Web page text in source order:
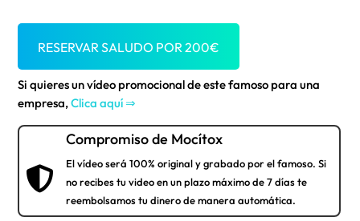
RESERVAR SALUDO POR200€
Si quieres un vídeo promocional de este famoso para una
empresa,Clica aquí ⇒

Compromiso de Mocítox
El vídeo será 100% original y grabado por el famoso. Si
no recibes tu video en un plazo máximo de 7 días te
reembolsamos tu dinero de manera automática.